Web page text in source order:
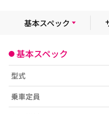
基本スペック
基本スペック
型式
乗車定員